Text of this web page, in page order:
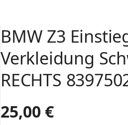
BMW Z3
Verkleidung
RECHTS
25,00 €